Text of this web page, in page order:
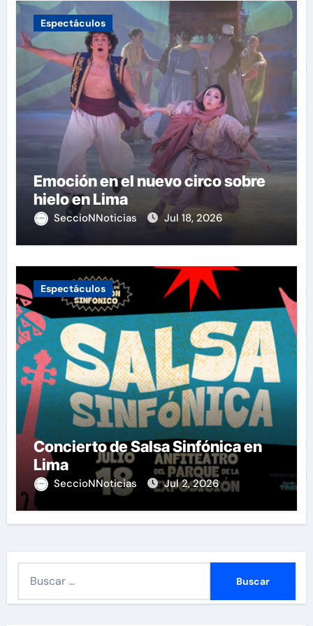
Espectáculos
Emoción en el nuevo circo sobre
hielo en Lima
SeccioNNoticias Jul 18, 2026
Espectáculos
Concierto de Salsa Sinfónica en
Lima
SeccioNNoticias Jul 2, 2026